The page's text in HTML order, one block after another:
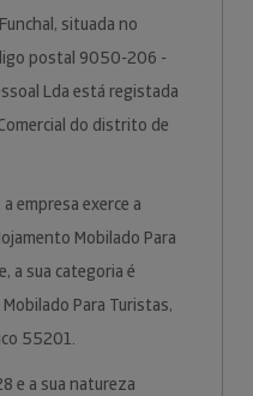
situada no
postal 9050-206 -
Lda está registada
do distrito de
empresa exerce a
Mobilado Para
a sua categoria é
Para Turistas,
55201.
e a sua natureza